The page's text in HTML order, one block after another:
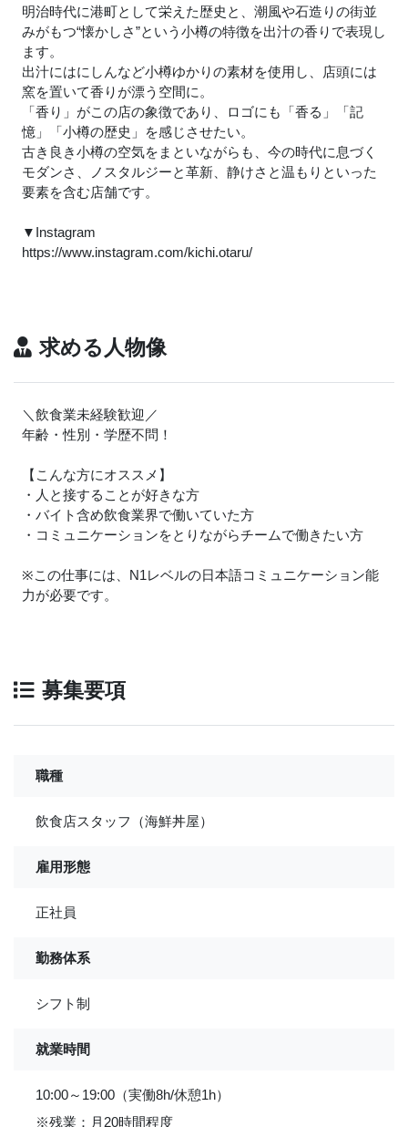
明治時代に港町として栄えた歴史と、潮風や石造りの街並
みがもつ“懐かしさ”という小樽の特徴を出汁の香りで表現し
ます。
出汁にはにしんなど小樽ゆかりの素材を使用し、店頭には
窯を置いて香りが漂う空間に。
「香り」がこの店の象徴であり、ロゴにも「香る」「記
憶」「小樽の歴史」を感じさせたい。
古き良き小樽の空気をまといながらも、今の時代に息づく
モダンさ、ノスタルジーと革新、静けさと温もりといった
要素を含む店舗です。
▼Instagram
https://www.instagram.com/kichi.otaru/
求める人物像
＼飲食業未経験歓迎／
年齢・性別・学歴不問！
【こんな方にオススメ】
・人と接することが好きな方
・バイト含め飲食業界で働いていた方
・コミュニケーションをとりながらチームで働きたい方
※この仕事には、N1レベルの日本語コミュニケーション能
力が必要です。
募集要項
職種
飲食店スタッフ（海鮮丼屋）
雇用形態
正社員
勤務体系
シフト制
就業時間
10:00～19:00（実働8h/休憩1h）
※残業：月20時間程度